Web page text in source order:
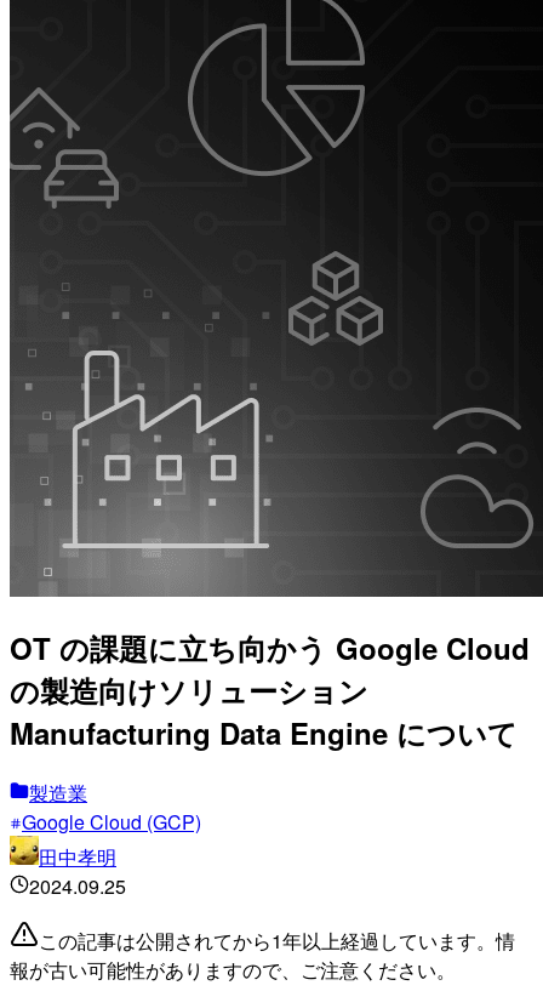
OT の課題に立ち向かう Google Cloud
の製造向けソリューション
Manufacturing Data Engine について
製造業
Google Cloud (GCP)
田中孝明
2024.09.25
この記事は公開されてから1年以上経過しています。情
報が古い可能性がありますので、ご注意ください。